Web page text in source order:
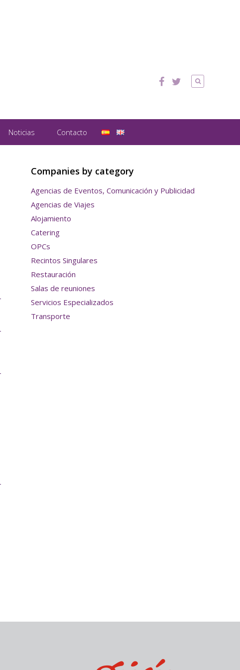
Noticias Contacto
Companies by category
Agencias de Eventos, Comunicación y Publicidad
Agencias de Viajes
Alojamiento
Catering
OPCs
Recintos Singulares
Restauración
Salas de reuniones
Servicios Especializados
Transporte